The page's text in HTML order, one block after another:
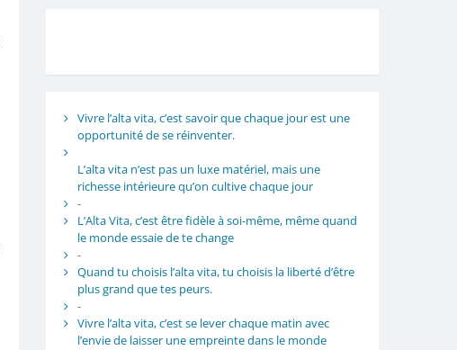
Vivre l’alta vita, c’est savoir que chaque jour est une
opportunité de se réinventer.
L’alta vita n’est pas un luxe matériel, mais une
richesse intérieure qu’on cultive chaque jour
-
L’Alta Vita, c’est être fidèle à soi-même, même quand
le monde essaie de te change
-
Quand tu choisis l’alta vita, tu choisis la liberté d’être
plus grand que tes peurs.
-
Vivre l’alta vita, c’est se lever chaque matin avec
l’envie de laisser une empreinte dans le monde